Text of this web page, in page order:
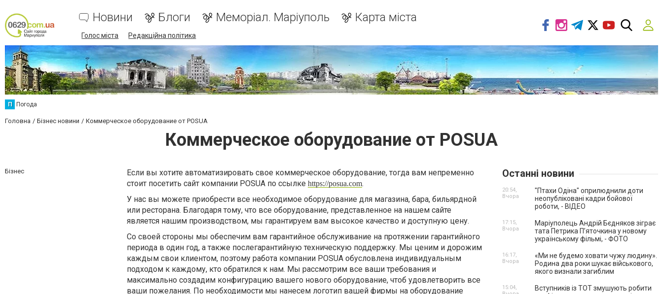
Новини Блоги Меморіал. Маріуполь Карта міста
Голос міста Редакційна політика
П Погода
Головна Бізнес новини Коммерческое оборудование от POSUA
Коммерческое оборудование от POSUA
Бізнес
Если вы хотите автоматизировать свое коммерческое оборудование, тогда вам непременно
стоит посетить сайт компании POSUA по ссылке https://posua.com.
У нас вы можете приобрести все необходимое оборудование для магазина, бара, бильярдной
или ресторана. Благодаря тому, что все оборудование, представленное на нашем сайте
является нашим производством, мы гарантируем вам высокое качество и доступную цену.
Со своей стороны мы обеспечим вам гарантийное обслуживание на протяжении гарантийного
периода в один год, а также послегарантийную техническую поддержку. Мы ценим и дорожим
каждым свои клиентом, поэтому работа компании POSUA обусловлена индивидуальным
подходом к каждому, кто обратился к нам. Мы рассмотрим все ваши требования и
максимально создадим конфигурацию вашего нового оборудование, чтоб удовлетворить все
ваши пожелания. По необходимости мы нанесем логотип вашей фирмы на оборудование
Останні новини
"Птахи Одіна" оприлюднили доти
неопубліковані кадри бойової
роботи, - ВІДЕО
20:54,
Вчора
Маріуполець Андрій Бєдняков зіграє
тата Петрика П’яточкина у новому
українському фільмі, - ФОТО
17:15,
Вчора
«Ми не будемо ховати чужу людину».
Родина два роки шукає військового,
якого визнали загиблим
16:17,
Вчора
Вступників із ТОТ змушують робити
15:04,